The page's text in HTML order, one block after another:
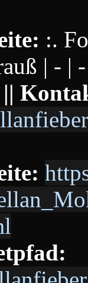
:.
| - |
||